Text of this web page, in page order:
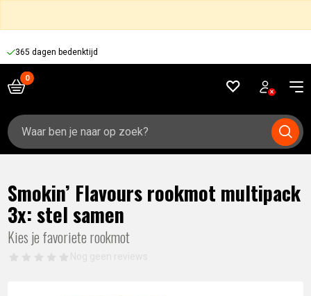
365 dagen bedenktijd
Zoeken
naar:
Smokin’ Flavours rookmot multipack
3x: stel samen
Kies je favoriete rookmot